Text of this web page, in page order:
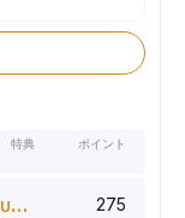
特典 ポイント
USDT 275